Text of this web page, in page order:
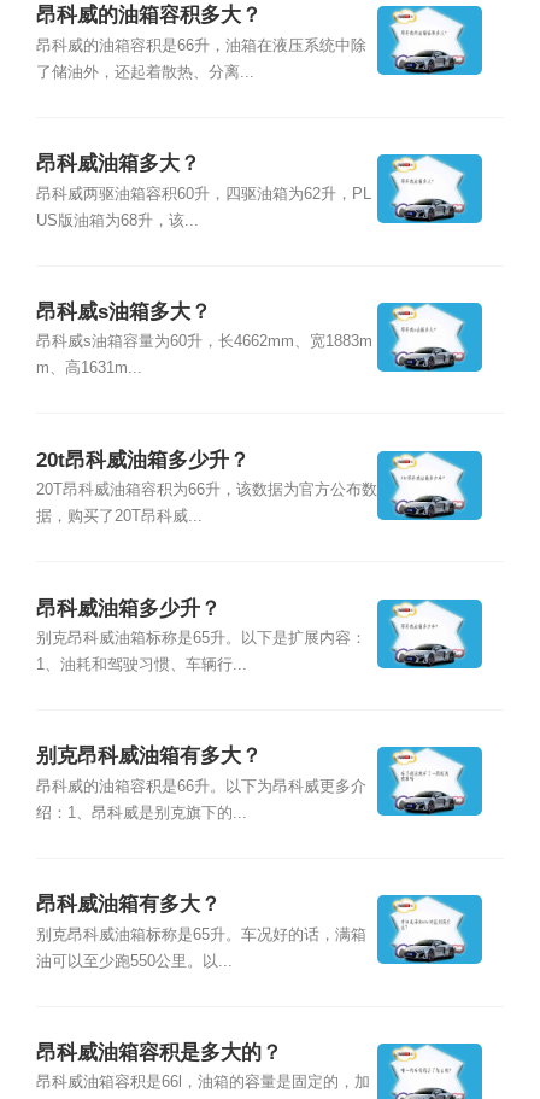
昂科威的油箱容积多大？
昂科威的油箱容积是66升，油箱在液压系统中除
了储油外，还起着散热、分离...
昂科威油箱多大？
昂科威两驱油箱容积60升，四驱油箱为62升，PL
US版油箱为68升，该...
昂科威s油箱多大？
昂科威s油箱容量为60升，长4662mm、宽1883m
m、高1631m...
20t昂科威油箱多少升？
20T昂科威油箱容积为66升，该数据为官方公布数
据，购买了20T昂科威...
昂科威油箱多少升？
别克昂科威油箱标称是65升。以下是扩展内容：
1、油耗和驾驶习惯、车辆行...
别克昂科威油箱有多大？
昂科威的油箱容积是66升。以下为昂科威更多介
绍：1、昂科威是别克旗下的...
昂科威油箱有多大？
别克昂科威油箱标称是65升。车况好的话，满箱
油可以至少跑550公里。以...
昂科威油箱容积是多大的？
昂科威油箱容积是66l，油箱的容量是固定的，加